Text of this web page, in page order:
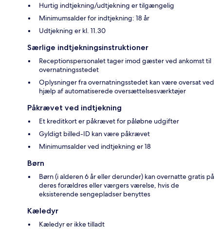
Hurtig indtjekning/udtjekning er tilgængelig
Minimumsalder for indtjekning: 18 år
Udtjekning er kl. 11.30
Særlige indtjekningsinstruktioner
Receptionspersonalet tager imod gæster ved ankomst til
overnatningsstedet
Oplysninger fra overnatningsstedet kan være oversat ved
hjælp af automatiserede oversættelsesværktøjer
Påkrævet ved indtjekning
Et kreditkort er påkrævet for påløbne udgifter
Gyldigt billed-ID kan være påkrævet
Minimumsalder ved indtjekning er 18
Børn
Børn (i alderen 6 år eller derunder) kan overnatte gratis på
deres forældres eller værgers værelse, hvis de
eksisterende sengepladser benyttes
Kæledyr
Kæledyr er ikke tilladt